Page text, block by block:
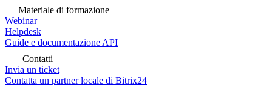
Materiale di formazione
Webinar
Helpdesk
Guide e documentazione API
Contatti
Invia un ticket
Contatta un partner locale di Bitrix24